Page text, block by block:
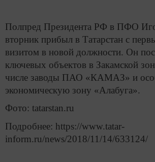
Полпред Президента РФ в ПФО
вторник прибыл в Татарстан с
визитом в новой должности. Он
ключевых объектов в Закамской
числе заводы ПАО «КАМАЗ» и
экономическую зону «Алабуга».
Фото: tatarstan.ru
Подробнее: https://www.tatar-
inform.ru/news/2018/11/14/633124/